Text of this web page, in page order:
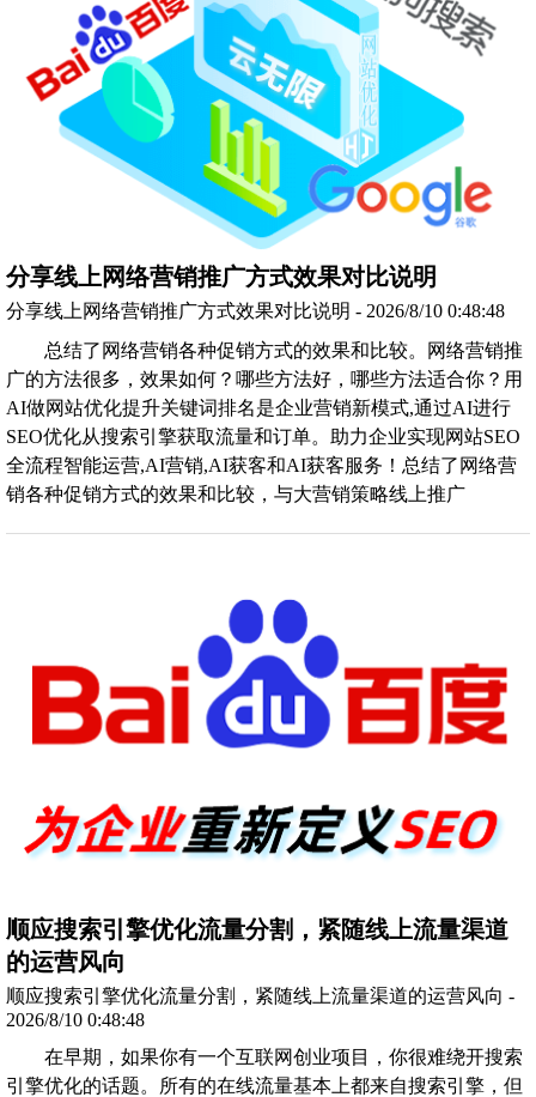
分享线上网络营销推广方式效果对比说明
分享线上网络营销推广方式效果对比说明 - 2026/8/10 0:48:48
总结了网络营销各种促销方式的效果和比较。网络营销推
广的方法很多，效果如何？哪些方法好，哪些方法适合你？用
AI做网站优化提升关键词排名是企业营销新模式,通过AI进行
SEO优化从搜索引擎获取流量和订单。助力企业实现网站SEO
全流程智能运营,AI营销,AI获客和AI获客服务！总结了网络营
销各种促销方式的效果和比较，与大营销策略线上推广
顺应搜索引擎优化流量分割，紧随线上流量渠道
的运营风向
顺应搜索引擎优化流量分割，紧随线上流量渠道的运营风向 -
2026/8/10 0:48:48
在早期，如果你有一个互联网创业项目，你很难绕开搜索
引擎优化的话题。所有的在线流量基本上都来自搜索引擎，但